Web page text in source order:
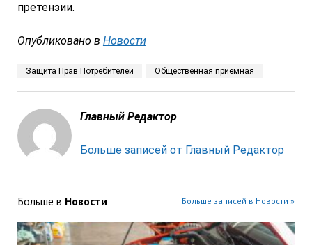
претензии.
Опубликовано в Новости
Защита Прав Потребителей Общественная приемная
Главный Редактор
Больше записей от Главный Редактор
Больше в Новости Больше записей в Новости »